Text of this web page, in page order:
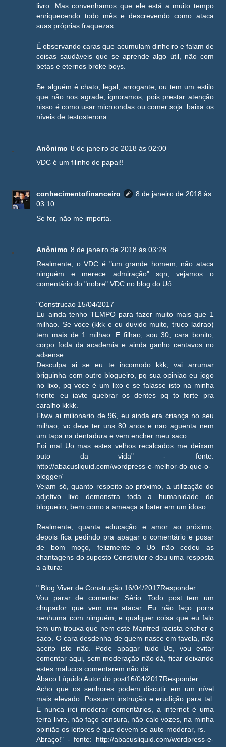
livro. Mas convenhamos que ele está a muito tempo
enriquecendo todo mês e descrevendo como ataca
suas próprias fraquezas.
É observando caras que acumulam dinheiro e falam de
coisas saudáveis que se aprende algo útil, não com
betas e eternos broke boys.
Se alguém é chato, legal, arrogante, ou tem um estilo
que não nos agrade, ignoramos, pois prestar atenção
nisso é como usar microondas ou comer soja: baixa os
níveis de testosterona.
Anônimo 8 de janeiro de 2018 às 02:00
VDC é um filinho de papai!!
conhecimentofinanceiro
8 de janeiro de 2018 às
03:10
Se for, não me importa.
Anônimo 8 de janeiro de 2018 às 03:28
Realmente, o VDC é "um grande homem, não ataca
ninguém e merece admiração" sqn, vejamos o
comentário do "nobre" VDC no blog do Uó:
"Construcao 15/04/2017
Eu ainda tenho TEMPO para fazer muito mais que 1
milhao. Se voce (kkk e eu duvido muito, truco ladrao)
tem mais de 1 milhao. E filhao, sou 30, cara bonito,
corpo foda da academia e ainda ganho centavos no
adsense.
Desculpa ai se eu te incomodo kkk, vai arrumar
briguinha com outro blogueiro, pq sua opiniao eu jogo
no lixo, pq voce é um lixo e se falasse isto na minha
frente eu iavte quebrar os dentes pq to forte pra
caralho kkkk.
Flww ai milionario de 96, eu ainda era criança no seu
milhao, vc deve ter uns 80 anos e nao aguenta nem
um tapa na dentadura e vem encher meu saco.
Foi mal Uo mas estes velhos recalcados me deixam
puto da vida" - fonte:
http://abacusliquid.com/wordpress-e-melhor-do-que-o-
blogger/
Vejam só, quanto respeito ao próximo, a utilização do
adjetivo lixo demonstra toda a humanidade do
blogueiro, bem como a ameaça a bater em um idoso.
Realmente, quanta educação e amor ao próximo,
depois fica pedindo pra apagar o comentário e posar
de bom moço, felizmente o Uó não cedeu as
chantagens do suposto Construtor e deu uma resposta
a altura:
" Blog Viver de Construção 16/04/2017Responder
Vou parar de comentar. Sério. Todo post tem um
chupador que vem me atacar. Eu não faço porra
nenhuma com ninguém, e qualquer coisa que eu falo
tem um trouxa que nem este Manfred racista encher o
saco. O cara desdenha de quem nasce em favela, não
aceito isto não. Pode apagar tudo Uo, vou evitar
comentar aqui, sem moderação não dá, ficar deixando
estes malucos comentarem não dá.
Ábaco Líquido Autor do post16/04/2017Responder
Acho que os senhores podem discutir em um nível
mais elevado. Possuem instrução e erudição para tal.
E nunca irei moderar comentários, a internet é uma
terra livre, não faço censura, não calo vozes, na minha
opinião os leitores é que devem se auto-moderar, rs.
Abraço!" - fonte: http://abacusliquid.com/wordpress-e-